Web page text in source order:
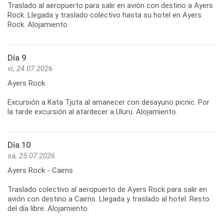
Traslado al aeropuerto para salir en avión con destino a Ayers
Rock. Llegada y traslado colectivo hasta su hotel en Ayers
Día 9
vi, 24.07.2026
Ayers Rock
Excursión a Kata Tjuta al amanecer con desayuno picnic. Por
Día 10
sá, 25.07.2026
Ayers Rock - Cairns
Traslado colectivo al aeropuerto de Ayers Rock para salir en
avión con destino a Cairns. Llegada y traslado al hotel. Resto